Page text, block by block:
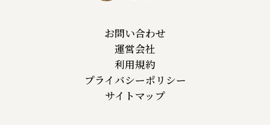
お問い合わせ
運営会社
利用規約
プライバシーポリシー
サイトマップ